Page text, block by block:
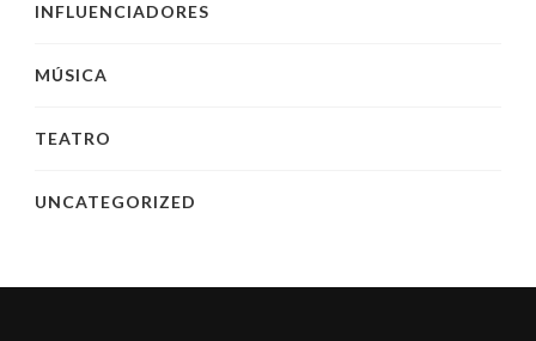
INFLUENCIADORES
MÚSICA
TEATRO
UNCATEGORIZED